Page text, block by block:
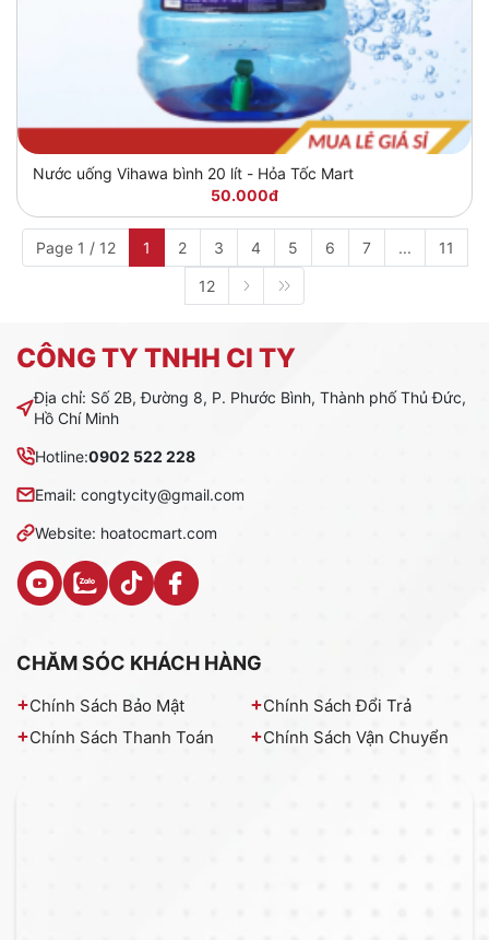
Nước uống Vihawa bình 20 lít - Hỏa Tốc Mart
50.000đ
Page 1 / 12 1 2 3 4 5 6 7 ... 11
12
CÔNG TY TNHH CI TY
Địa chỉ: Số 2B, Đường 8, P. Phước Bình, Thành phố Thủ Đức,
Hồ Chí Minh
Hotline:0902 522 228
Email: congtycity@gmail.com
Website: hoatocmart.com
CHĂM SÓC KHÁCH HÀNG
Chính Sách Bảo Mật
Chính Sách Đổi Trả
Chính Sách Thanh Toán
Chính Sách Vận Chuyển